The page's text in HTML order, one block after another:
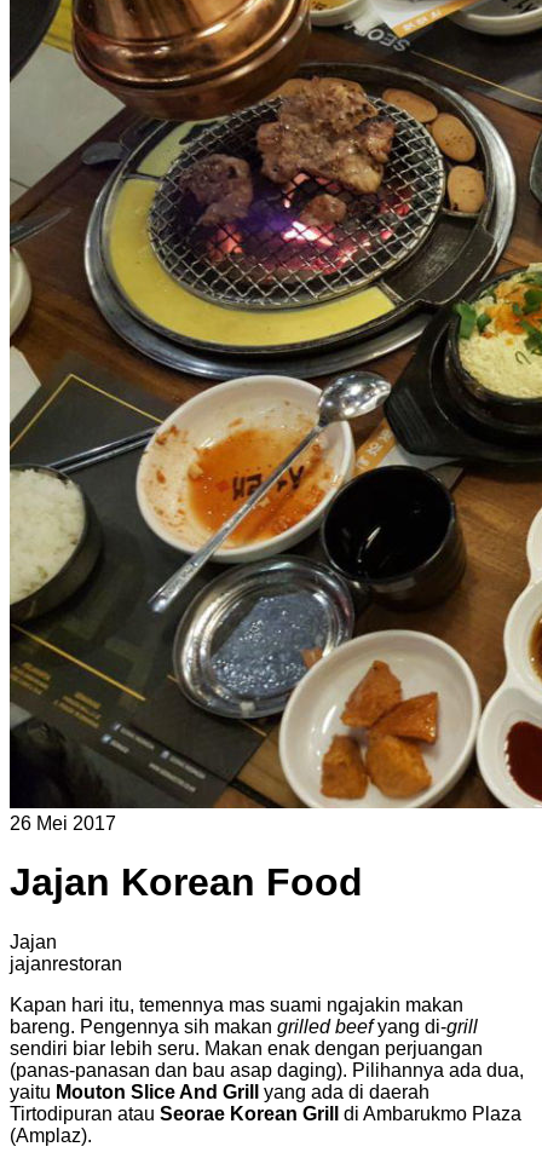
26 Mei 2017
Jajan Korean Food
Jajan
jajanrestoran
Kapan hari itu, temennya mas suami ngajakin makan
bareng. Pengennya sih makan grilled beefyang di-grill
sendiri biar lebih seru. Makan enak dengan perjuangan
(panas-panasan dan bau asap daging). Pilihannya ada dua,
yaitu Mouton Slice And Grill yang ada di daerah
Tirtodipuran atau Seorae Korean Grill
di Ambarukmo Plaza
(Amplaz).